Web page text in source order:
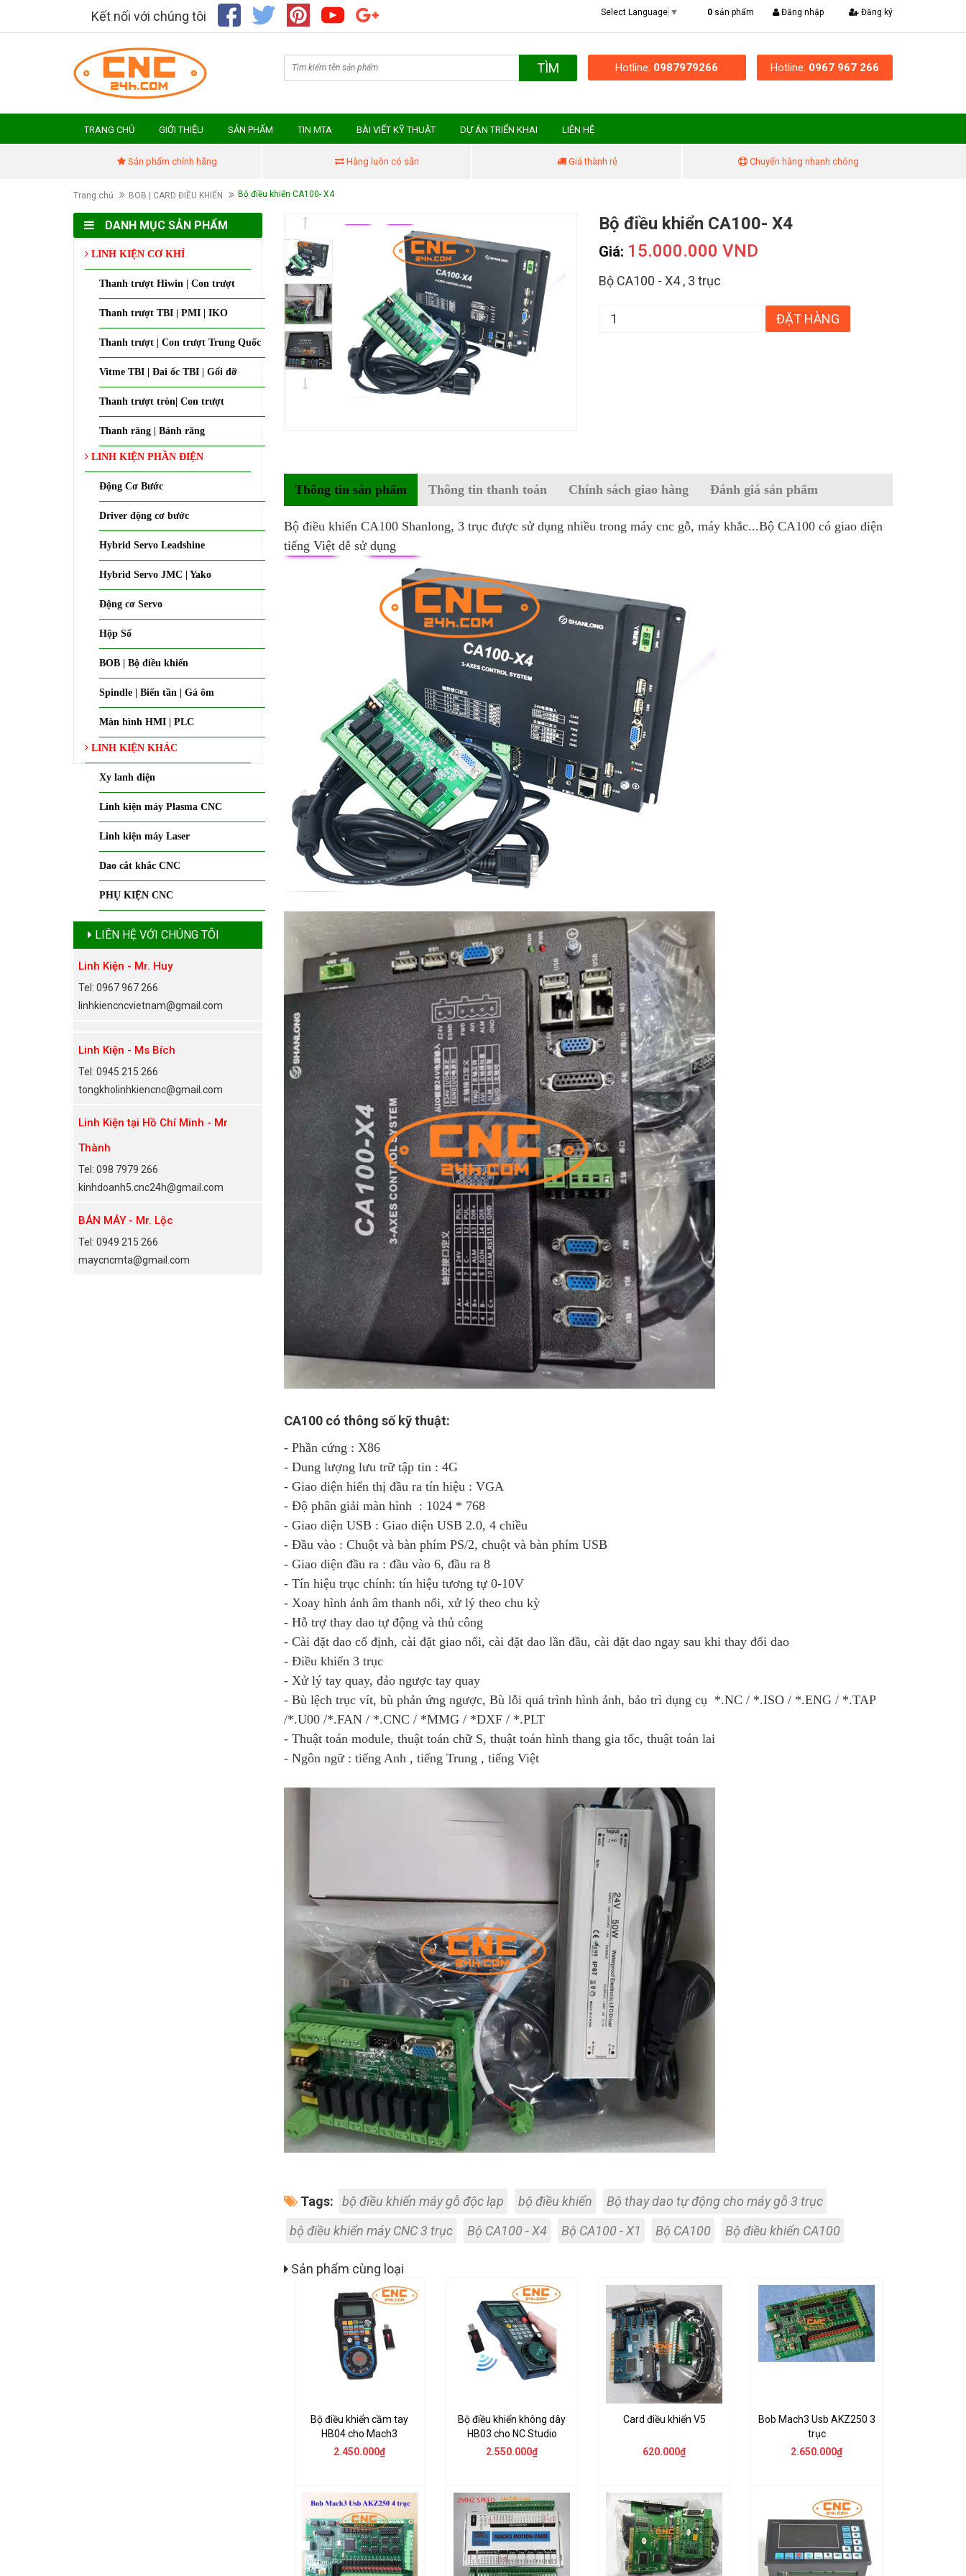
Kết nối với chúng tôi Select Language ▼ 0 sản phẩm Đăng nhập Đăng ký
TÌM Hotline: 0987979266 Hotline: 0967 967 266
TRANG CHỦ GIỚI THIỆU SẢN PHẨM TIN MTA BÀI VIẾT KỸ THUẬT DỰ ÁN TRIỂN KHAI LIÊN HỆ
Sản phẩm chính hãng Hàng luôn có sẵn Giá thành rẻ Chuyển hàng nhanh chóng
Trang chủ BOB | CARD ĐIỀU KHIỂN Bộ điều khiển CA100- X4
DANH MỤC SẢN PHẨM
LINH KIỆN CƠ KHÍ
Thanh trượt Hiwin | Con trượt
Thanh trượt TBI | PMI | IKO
Thanh trượt | Con trượt Trung Quốc
Vitme TBI | Đai ốc TBI | Gối đỡ
Thanh trượt tròn| Con trượt
Thanh răng | Bánh răng
LINH KIỆN PHẦN ĐIỆN
Động Cơ Bước
Driver động cơ bước
Hybrid Servo Leadshine
Hybrid Servo JMC | Yako
Động cơ Servo
Hộp Số
BOB | Bộ điều khiển
Spindle | Biến tần | Gá ôm
Màn hình HMI | PLC
LINH KIỆN KHÁC
Xy lanh điện
Linh kiện máy Plasma CNC
Linh kiện máy Laser
Dao cắt khắc CNC
PHỤ KIỆN CNC
LIÊN HỆ VỚI CHÚNG TÔI
Linh Kiện - Mr. Huy
Tel: 0967 967 266
linhkiencncvietnam@gmail.com
Linh Kiện - Ms Bích
Tel: 0945 215 266
tongkholinhkiencnc@gmail.com
Linh Kiện tại Hồ Chí Minh - Mr
Thành
Tel: 098 7979 266
kinhdoanh5.cnc24h@gmail.com
BÁN MÁY - Mr. Lộc
Tel: 0949 215 266
maycncmta@gmail.com
Bộ điều khiển CA100- X4
Giá: 15.000.000 VND
Bộ CA100 - X4 , 3 trục
ĐẶT HÀNG
Thông tin sản phẩm Thông tin thanh toán Chính sách giao hàng Đánh giá sản phẩm
Bộ điều khiển CA100 Shanlong, 3 trục được sử dụng nhiều trong máy cnc gỗ, máy khắc...Bộ CA100 có giao diện
tiếng Việt dễ sử dụng
CA100 có thông số kỹ thuật:
- Phần cứng : X86
- Dung lượng lưu trữ tập tin : 4G
- Giao diện hiển thị đầu ra tín hiệu : VGA
- Độ phân giải màn hình : 1024 * 768
- Giao diện USB : Giao diện USB 2.0, 4 chiều
- Đầu vào : Chuột và bàn phím PS/2, chuột và bàn phím USB
- Giao diện đầu ra : đầu vào 6, đầu ra 8
- Tín hiệu trục chính: tín hiệu tương tự 0-10V
- Xoay hình ảnh âm thanh nổi, xử lý theo chu kỳ
- Hỗ trợ thay dao tự động và thủ công
- Cài đặt dao cố định, cài đặt giao nổi, cài đặt dao lần đầu, cài đặt dao ngay sau khi thay đổi dao
- Điều khiển 3 trục
- Xử lý tay quay, đảo ngược tay quay
- Bù lệch trục vít, bù phản ứng ngược, Bù lỗi quá trình hình ảnh, bảo trì dụng cụ *.NC / *.ISO / *.ENG / *.TAP
/*.U00 /*.FAN / *.CNC / *MMG / *DXF / *.PLT
- Thuật toán module, thuật toán chữ S, thuật toán hình thang gia tốc, thuật toán lai
- Ngôn ngữ : tiếng Anh , tiếng Trung , tiếng Việt
Tags: bộ điều khiển máy gỗ độc lạp bộ điều khiển
Bộ thay dao tự động cho máy gỗ 3 trục
bộ điều khiển máy CNC 3 trục
Bộ CA100 - X4 Bộ CA100 - X1 Bộ CA100 Bộ điều khiển CA100
Sản phẩm cùng loại
Bộ điều khiển cầm tay
HB04 cho Mach3
2.450.000₫
Bộ điều khiển không dây
HB03 cho NC Studio
2.550.000₫
Card điều khiển V5
620.000₫
Bob Mach3 Usb AKZ250 3
trục
2.650.000₫